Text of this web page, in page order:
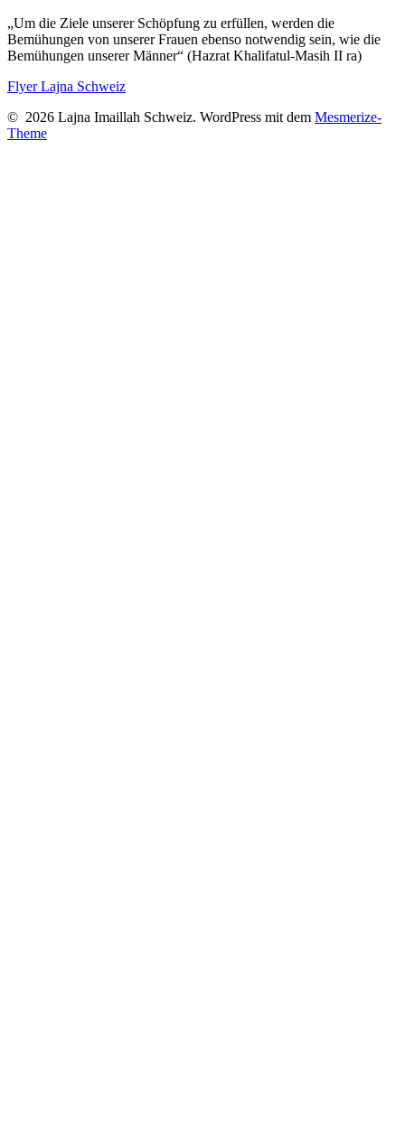
„Um die Ziele unserer Schöpfung zu erfüllen, werden die
Bemühungen von unserer Frauen ebenso notwendig sein, wie die
Bemühungen unserer Männer“ (Hazrat Khalifatul-Masih II ra)
Flyer Lajna Schweiz
© 2026 Lajna Imaillah Schweiz. WordPress mit dem Mesmerize-
Theme